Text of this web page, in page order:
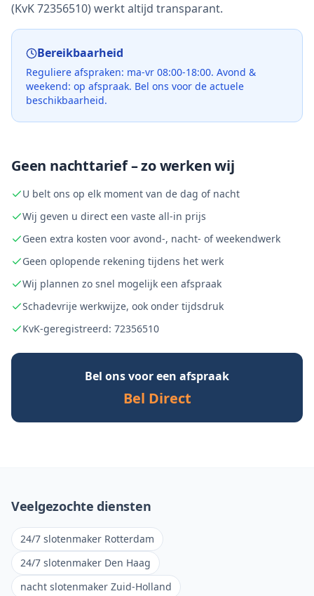
(KvK 72356510) werkt altijd transparant.
Bereikbaarheid
Reguliere afspraken: ma-vr 08:00-18:00. Avond &
weekend: op afspraak. Bel ons voor de actuele
beschikbaarheid.
Geen nachttarief – zo werken wij
U belt ons op elk moment van de dag of nacht
Wij geven u direct een vaste all-in prijs
Geen extra kosten voor avond-, nacht- of weekendwerk
Geen oplopende rekening tijdens het werk
Wij plannen zo snel mogelijk een afspraak
Schadevrije werkwijze, ook onder tijdsdruk
KvK-geregistreerd: 72356510
Bel ons voor een afspraak
Bel Direct
Veelgezochte diensten
24/7 slotenmaker Rotterdam
24/7 slotenmaker Den Haag
nacht slotenmaker Zuid-Holland